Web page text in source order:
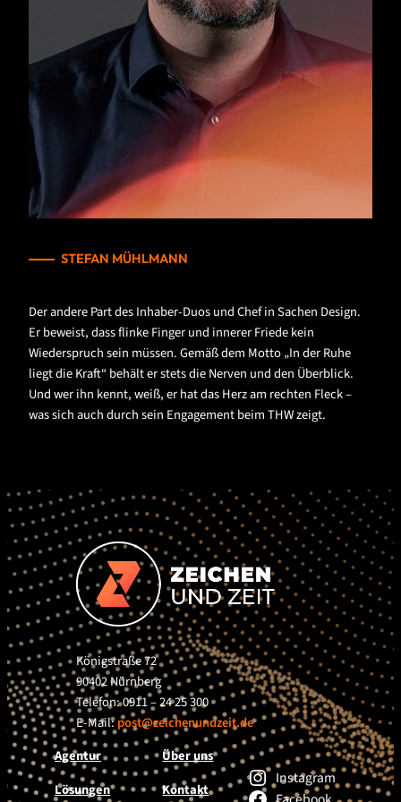
STEFAN MÜHLMANN
Der andere Part des Inhaber-Duos und Chef in Sachen Design.
Er beweist, dass flinke Finger und innerer Friede kein
Wiederspruch sein müssen. Gemäß dem Motto „In der Ruhe
liegt die Kraft“ behält er stets die Nerven und den Überblick.
Und wer ihn kennt, weiß, er hat das Herz am rechten Fleck –
was sich auch durch sein Engagement beim THW zeigt.
Königstraße 72
90402 Nürnberg
Telefon: 0911 – 24 25 300
E-Mail:post@zeichenundzeit.de
Agentur
Lösungen
Über uns
Kontakt
Instagram